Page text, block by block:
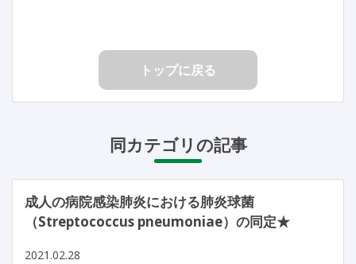
トップに戻る
同カテゴリの記事
成人の病院感染肺炎における肺炎球菌
（Streptococcus pneumoniae）の同定★
2021.02.28